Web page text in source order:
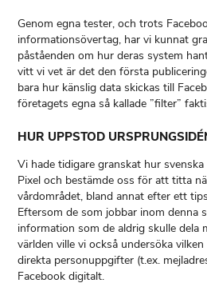
Genom egna tester, och trots
informationsövertag, har vi kunnat
påståenden om hur deras system
vitt vi vet är det den första
bara hur känslig data skickas till
företagets egna så kallade ”filter”
HUR UPPSTOD
Vi hade tidigare granskat hur
Pixel och bestämde oss för att titta
vårdområdet, bland annat efter ett
Eftersom de som jobbar inom denna
information som de aldrig skulle dela
världen ville vi också undersöka
direkta personuppgifter (t.ex.
Facebook digitalt.